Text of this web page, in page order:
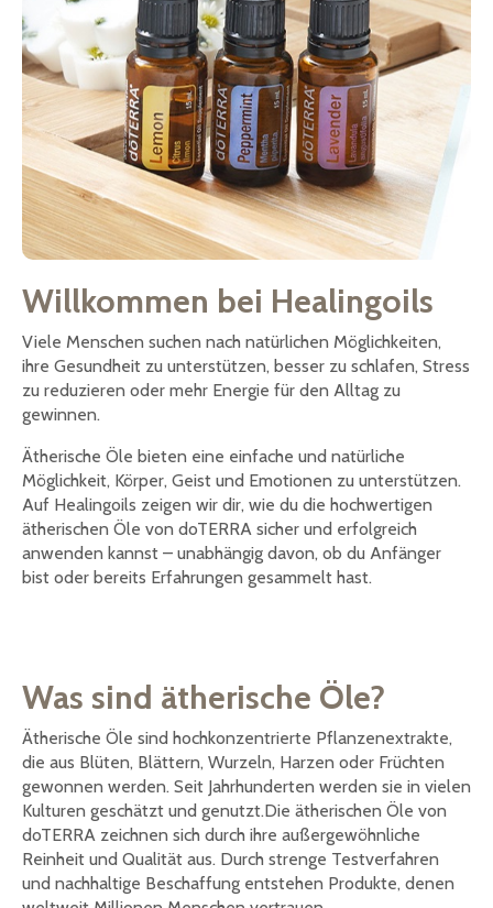
Willkommen bei Healingoils
Viele Menschen suchen nach natürlichen Möglichkeiten,
ihre Gesundheit zu unterstützen, besser zu schlafen, Stress
zu reduzieren oder mehr Energie für den Alltag zu
gewinnen.
Ätherische Öle bieten eine einfache und natürliche
Möglichkeit, Körper, Geist und Emotionen zu unterstützen.
Auf Healingoils zeigen wir dir, wie du die hochwertigen
ätherischen Öle von doTERRA sicher und erfolgreich
anwenden kannst – unabhängig davon, ob du Anfänger
bist oder bereits Erfahrungen gesammelt hast.
Was sind ätherische Öle?
Ätherische Öle sind hochkonzentrierte Pflanzenextrakte,
die aus Blüten, Blättern, Wurzeln, Harzen oder Früchten
gewonnen werden. Seit Jahrhunderten werden sie in vielen
Kulturen geschätzt und genutzt.Die ätherischen Öle von
doTERRA zeichnen sich durch ihre außergewöhnliche
Reinheit und Qualität aus. Durch strenge Testverfahren
und nachhaltige Beschaffung entstehen Produkte, denen